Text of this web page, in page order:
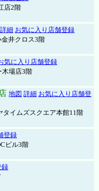
店2階
詳細 お気に入り店舗登録
金井クロス3階
気に入り店舗登録
木場店3階
地図 詳細 お気に入り店舗登
イムズスクエア本館11階
登録
ビル3階
録